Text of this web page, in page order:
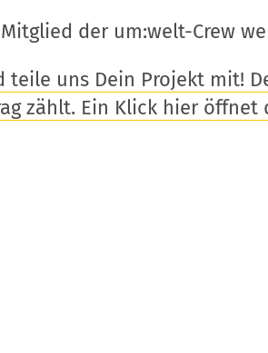
der um:welt-Crew
teile uns Dein Projekt mit!
zählt. Ein Klick hier öffnet